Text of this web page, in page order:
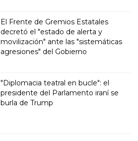
El Frente de Gremios Estatales
decretó el "estado de alerta y
movilización" ante las "sistemáticas
agresiones" del Gobierno
"Diplomacia teatral en bucle": el
presidente del Parlamento iraní se
burla de Trump